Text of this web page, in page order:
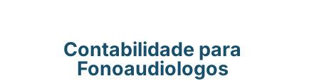
Contabilidade para
Fonoaudiologos